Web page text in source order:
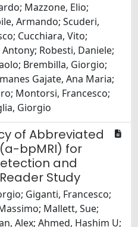
Mazzone, Elio;
Armando; Scuderi,
Cucchiara, Vito;
Robesti, Daniele;
Brembilla, Giorgio;
Gajate, Ana Maria;
Montorsi, Francesco;
Giorgio
of Abbreviated
bpMRI) for
and
Study
Giganti, Francesco;
Mallett, Sue;
Alex; Ahmed, Hashim U;